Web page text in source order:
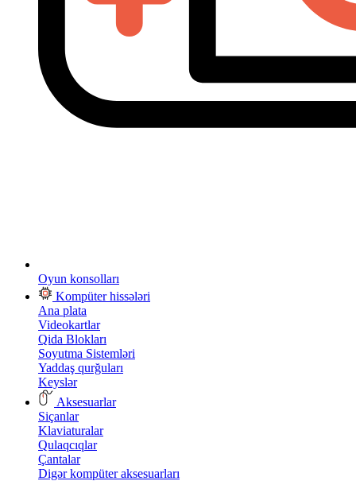
Oyun konsolları
Kompüter hissələri
Ana plata
Videokartlar
Qida Blokları
Soyutma Sistemləri
Yaddaş qurğuları
Keyslər
Aksesuarlar
Siçanlar
Klaviaturalar
Qulaqcıqlar
Çantalar
Digər kompüter aksesuarları